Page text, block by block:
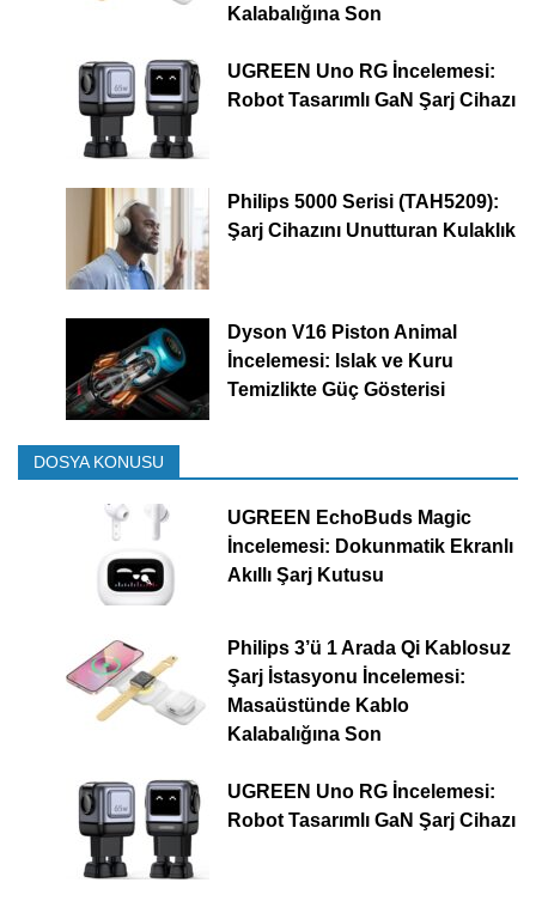
Kalabalığına Son
UGREEN Uno RG İncelemesi:
Robot Tasarımlı GaN Şarj Cihazı
Philips 5000 Serisi (TAH5209):
Şarj Cihazını Unutturan Kulaklık
Dyson V16 Piston Animal
İncelemesi: Islak ve Kuru
Temizlikte Güç Gösterisi
DOSYA KONUSU
UGREEN EchoBuds Magic
İncelemesi: Dokunmatik Ekranlı
Akıllı Şarj Kutusu
Philips 3’ü 1 Arada Qi Kablosuz
Şarj İstasyonu İncelemesi:
Masaüstünde Kablo
Kalabalığına Son
UGREEN Uno RG İncelemesi:
Robot Tasarımlı GaN Şarj Cihazı